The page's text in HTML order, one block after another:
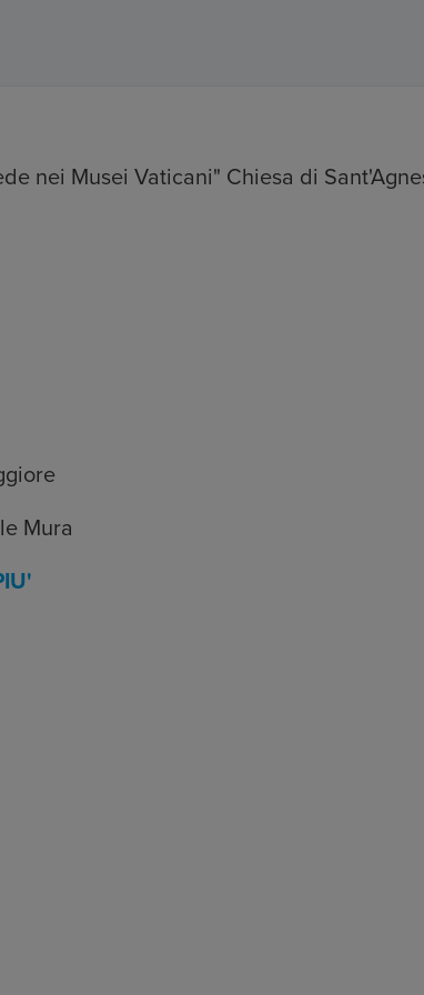
nei Musei Vaticani" Chiesa di
Mura